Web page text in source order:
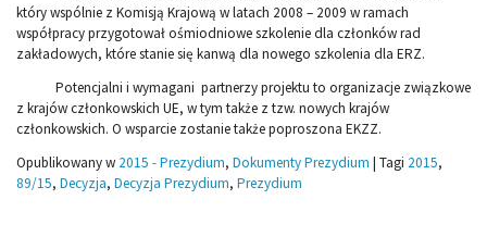
który wspólnie z Komisją Krajową w latach 2008 – 2009 w ramach
współpracy przygotował ośmiodniowe szkolenie dla członków rad
zakładowych, które stanie się kanwą dla nowego szkolenia dla ERZ.
Potencjalni i wymagani partnerzy projektu to organizacje związkowe
z krajów członkowskich UE, w tym także z tzw. nowych krajów
członkowskich. O wsparcie zostanie także poproszona EKZZ.
Opublikowany w 2015 - Prezydium, Dokumenty Prezydium | Tagi 2015,
89/15, Decyzja, Decyzja Prezydium, Prezydium